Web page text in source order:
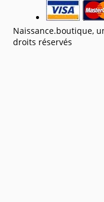
Naissance.boutique,
droits réservés